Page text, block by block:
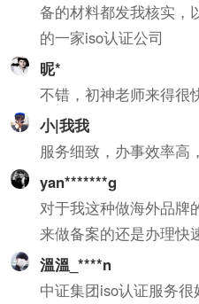
备的材料都发我核实，
的一家iso认证公司
昵*
不错，初神老师来得很
小|我我
服务细致，办事效率高
yan*******g
对于我这种做海外品牌
来做备案的还是办理快
溫溫_****n
中证集团iso认证服务